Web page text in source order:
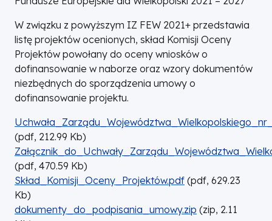
W związku z powyższym IZ FEW 2021+ przedstawia
listę projektów ocenionych, skład Komisji Oceny
Projektów powołany do oceny wniosków o
dofinansowanie w naborze oraz wzory dokumentów
niezbędnych do sporządzenia umowy o
dofinansowanie projektu.
DOKUMENT
(pdf, 212.99 Kb)
DOKUMENT
(pdf, 470.59 Kb)
DOKUMENT
Skład_Komisji_Oceny_Projektów.pdf (pdf, 629.23
Kb)
DOKUMENT
dokumenty_do_podpisania_umowy.zip (zip, 2.11